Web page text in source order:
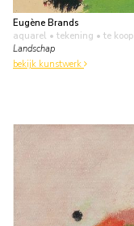
Eugène Brands
aquarel • tekening • te koop
Landschap
bekijk kunstwerk